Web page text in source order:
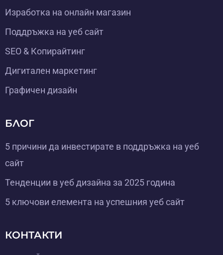
Изработка на онлайн магазин
Поддръжка на уеб сайт
SEO & Копирайтинг
Дигитален маркетинг
Графичен дизайн
БЛОГ
5 причини да инвестирате в поддръжка на уеб
сайт
Тенденции в уеб дизайна за 2025 година
5 ключови елемента на успешния уеб сайт
КОНТАКТИ